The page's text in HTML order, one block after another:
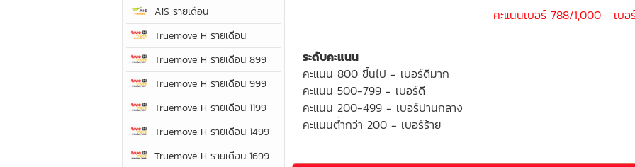
AIS รายเดือน
Truemove H รายเดือน
Truemove H รายเดือน 899
Truemove H รายเดือน 999
Truemove H รายเดือน 1199
Truemove H รายเดือน 1499
Truemove H รายเดือน 1699
คะแนนเบอร์ 788/1,000 เบอ
ระดับคะแนน
คะแนน 800 ขึ้นไป = เบอร์ดีมาก
คะแนน 500-799 = เบอร์ดี
คะแนน 200-499 = เบอร์ปานกลาง
คะแนนต่ำกว่า 200 = เบอร์ร้าย